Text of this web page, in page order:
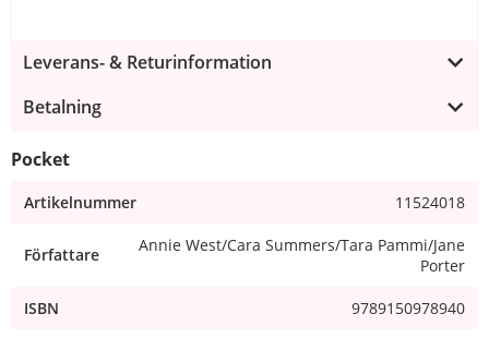
Leverans- & Returinformation
Betalning
Pocket
Artikelnummer 11524018
Författare
Annie West/Cara Summers/Tara Pammi/Jane
Porter
ISBN 9789150978940